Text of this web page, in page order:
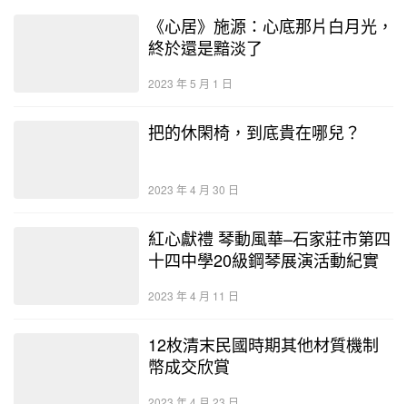
《心居》施源：心底那片白月光，
終於還是黯淡了
2023 年 5 月 1 日
把的休閑椅，到底貴在哪兒？
2023 年 4 月 30 日
紅心獻禮 琴動風華–石家莊市第四
十四中學20級鋼琴展演活動紀實
2023 年 4 月 11 日
12枚清末民國時期其他材質機制
幣成交欣賞